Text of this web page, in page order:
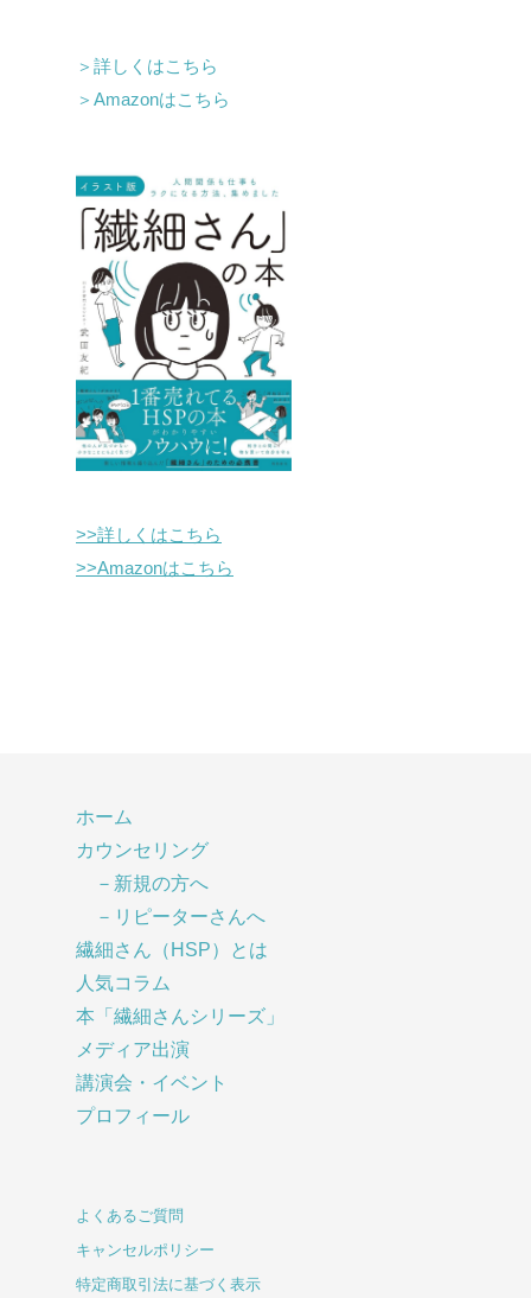
＞詳しくはこちら
＞Amazonはこちら
>>詳しくはこちら
>>Amazonはこちら
ホーム
カウンセリング
－新規の方へ
－リピーターさんへ
繊細さん（HSP）とは
人気コラム
本「繊細さんシリーズ」
メディア出演
講演会・イベント
プロフィール
よくあるご質問
キャンセルポリシー
特定商取引法に基づく表示